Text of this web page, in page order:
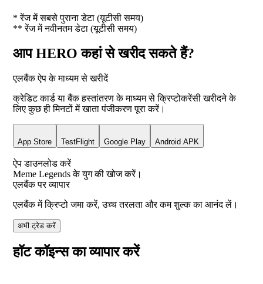
*रेंज में सबसे पुराना डेटा (यूटीसी समय)
**रेंज में नवीनतम डेटा (यूटीसी समय)
आप HERO कहां से खरीद सकते हैं?
एलबैंक ऐप के माध्यम से खरीदें
क्रेडिट कार्ड या बैंक हस्तांतरण के माध्यम से क्रिप्टोकरेंसी खरीदने के
लिए कुछ ही मिनटों में खाता पंजीकरण पूरा करें।
App Store TestFlight Google Play Android APK
ऐप डाउनलोड करें
Meme Legends के युग की खोज करें।
एलबैंक पर व्यापार
एलबैंक में क्रिप्टो जमा करें, उच्च तरलता और कम शुल्क का आनंद लें।
अभी ट्रेड करें
हॉट कॉइन्स का व्यापार करें